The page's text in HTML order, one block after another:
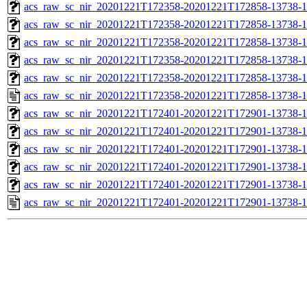
acs_raw_sc_nir_20201221T172358-20201221T172858-13738-
acs_raw_sc_nir_20201221T172358-20201221T172858-13738-
acs_raw_sc_nir_20201221T172358-20201221T172858-13738-
acs_raw_sc_nir_20201221T172358-20201221T172858-13738-
acs_raw_sc_nir_20201221T172358-20201221T172858-13738-
acs_raw_sc_nir_20201221T172358-20201221T172858-13738-
acs_raw_sc_nir_20201221T172401-20201221T172901-
acs_raw_sc_nir_20201221T172401-20201221T172901-13738-
acs_raw_sc_nir_20201221T172401-20201221T172901-13738-
acs_raw_sc_nir_20201221T172401-20201221T172901-13738-
acs_raw_sc_nir_20201221T172401-20201221T172901-13738-
acs_raw_sc_nir_20201221T172401-20201221T172901-13738-